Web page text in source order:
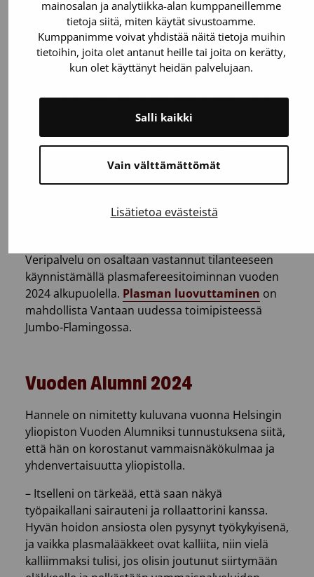
mainosalan ja analytiikka-alan kumppaneillemme
tietoja siitä, miten käytät sivustoamme.
Kumppanimme voivat yhdistää näitä tietoja muihin
tietoihin, joita olet antanut heille tai joita on kerätty,
kun olet käyttänyt heidän palvelujaan.
Vain välttämättömät
Salli kaikki
Lisätietoa evästeistä
immunoglobuliinivalmisteista. Koronapandemia
vähensi entisestään plasman saatavuutta,
samaan aikaan kun plasman tarve lääkkeiden
raaka-aineena on lisääntynyt.
Suurin osa maailman plasmasta kerätään tällä
hetkellä USA:ssa – Euroopan omavaraisuus
European Blood Alliance (EBA), joka edustaa
eurooppalaisia veripankkeja, Euroopan neuvosto
sekä EU-komissio ovatkin tunnistaneet tarpeen
vähentää riippuvuutta USA:sta peräisin olevasta
Veripalvelu on osaltaan vastannut tilanteeseen
käynnistämällä plasmafereesitoiminnan vuoden
2024 alkupuolella. Plasman luovuttaminen on
mahdollista Vantaan uudessa toimipisteessä
Jumbo-Flamingossa.
Vuoden Alumni 2024
Hannele on nimitetty kuluvana vuonna Helsingin
yliopiston Vuoden Alumniksi tunnustuksena siitä,
että hän on korostanut vammaisnäkökulmaa ja
yhdenvertaisuutta yliopistolla.
– Itselleni on tärkeää, että saan näkyä
työpaikallani sairauteni ja rollaattorini kanssa.
Hyvän hoidon ansiosta olen pysynyt työkykyisenä,
ja vaikka plasmalääkkeet ovat kalliita, niin vielä
kalliimmaksi tulisi, jos olisin joutunut siirtymään